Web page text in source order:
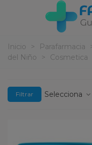
Inicio > Parafarmacia
del Niño
> Cosmetica
Filtrar Selecciona